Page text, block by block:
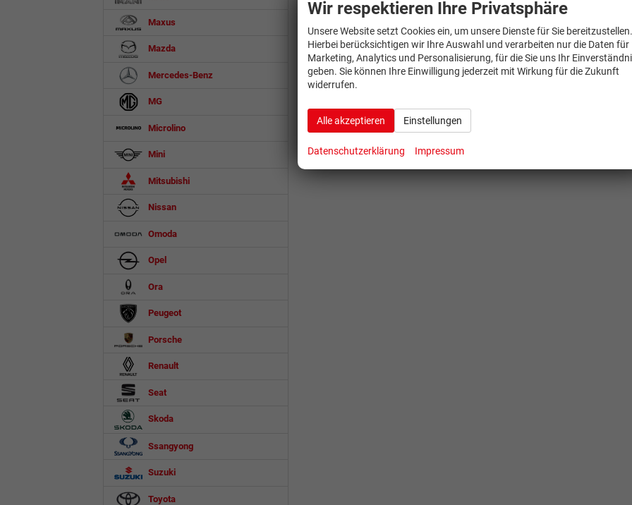
Maxus
Mazda
Mercedes-Benz
MG
Microlino
Mini
Mitsubishi
Nissan
Omoda
Opel
Ora
Peugeot
Porsche
Renault
Seat
Skoda
Ssangyong
Suzuki
Toyota
Wir respektieren Ihre Privatsphäre
Unsere Website setzt Cookies ein, um unsere Dienste für Sie bereitzustellen.
Hierbei berücksichtigen wir Ihre Auswahl und verarbeiten nur die Daten für
Marketing, Analytics und Personalisierung, für die Sie uns Ihr
geben. Sie können Ihre Einwilligung jederzeit mit Wirkung für die Zukunft
widerrufen.
Alle akzeptieren Einstellungen
Datenschutzerklärung Impressum